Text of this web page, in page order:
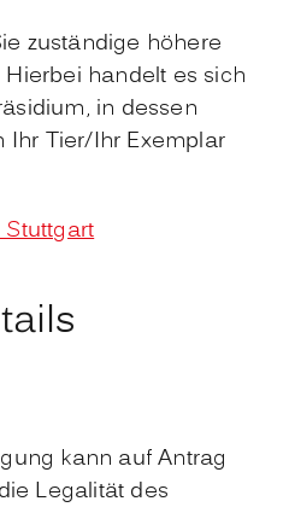
zuständige höhere
handelt es sich
in dessen
Ihr Tier/Ihr Exemplar
kann auf Antrag
Legalität des